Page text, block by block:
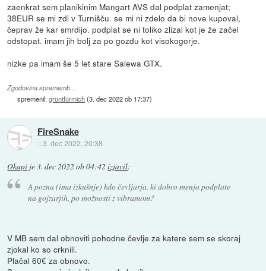
zaenkrat sem planikinim Mangart AVS dal podplat zamenjat;
38EUR se mi zdi v Turnišču. se mi ni zdelo da bi nove kupoval,
čeprav že kar smrdijo. podplat se ni toliko zlizal kot je že začel
odstopat. imam jih bolj za po gozdu kot visokogorje.
nizke pa imam še 5 let stare Salewa GTX.
Zgodovina sprememb…
spremenil:gruntfürmich(3. dec 2022 ob 17:37)
FireSnake
::3. dec 2022, 20:38
Okapi je3. dec 2022 ob 04:42 izjavil:
A pozna (ima izkušnje) kdo čevljarja, ki dobro menja podplate
na gojzarjih, po možnosti z vibramom?
V MB sem dal obnoviti pohodne čevlje za katere sem se skoraj
zjokal ko so crknili.
Plačal 60€ za obnovo.